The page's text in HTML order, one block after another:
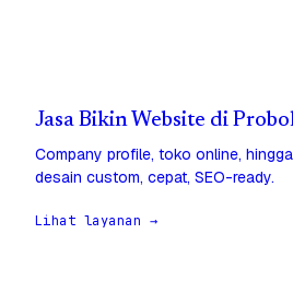
Jasa Bikin Website di
Company profile, toko online,
desain custom, cepat, SEO-ready.
Lihat layanan →